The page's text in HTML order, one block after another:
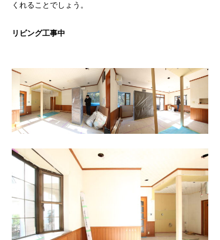
くれることでしょう。
リビング工事中